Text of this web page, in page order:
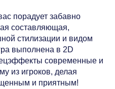
порадует забавно
составляющая,
стилизации и видом
выполнена в 2D
современные и
из игроков, делая
и приятным!